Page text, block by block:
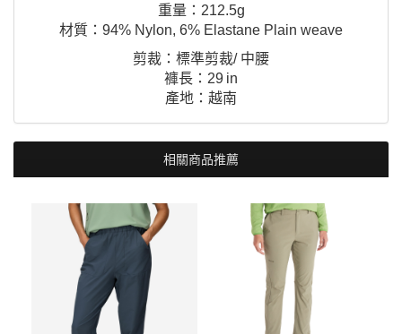
重量：212.5g
材質：94% Nylon, 6% Elastane Plain weave
剪裁：標準剪裁/ 中腰
褲長：29 in
產地：越南
相關商品推薦